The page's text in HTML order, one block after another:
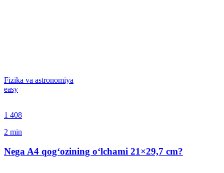
Fizika va astronomiya
easy
1 408
2 min
Nega A4 qog‘ozining o‘lchami 21×29,7 сm?